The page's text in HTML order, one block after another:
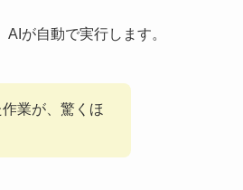
が自動で実行します。
業が、驚くほ